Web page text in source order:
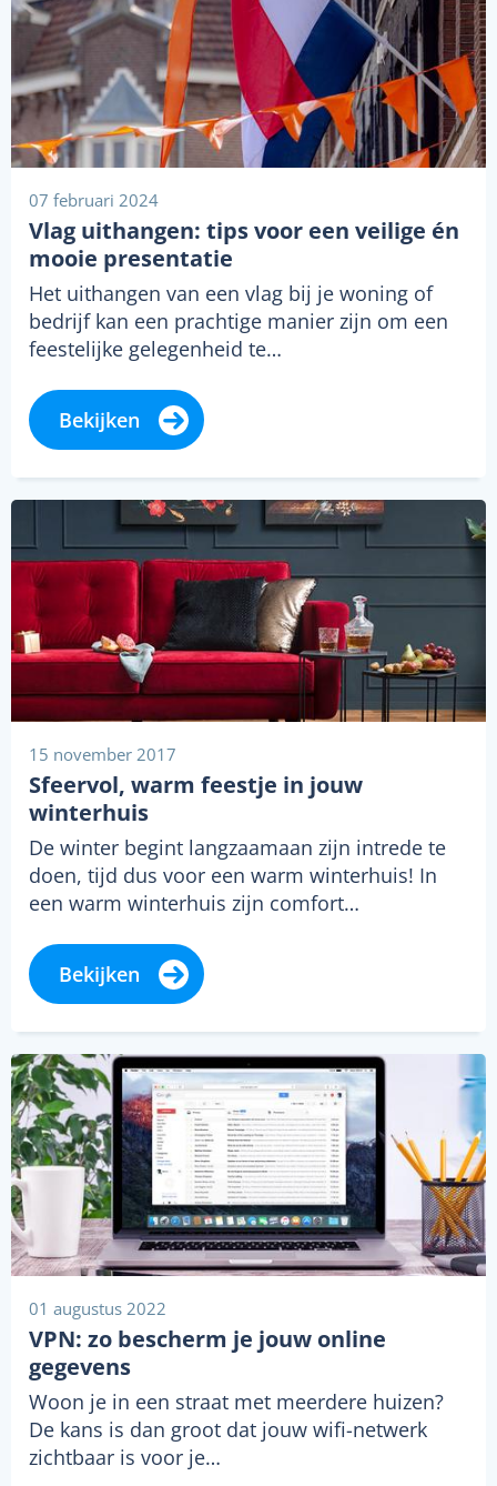
07 februari 2024
Vlag uithangen: tips voor een veilige én
mooie presentatie
Het uithangen van een vlag bij je woning of
bedrijf kan een prachtige manier zijn om een
feestelijke gelegenheid te…
Bekijken
15 november 2017
Sfeervol, warm feestje in jouw
winterhuis
De winter begint langzaamaan zijn intrede te
doen, tijd dus voor een warm winterhuis! In
een warm winterhuis zijn comfort…
Bekijken
01 augustus 2022
VPN: zo bescherm je jouw online
gegevens
Woon je in een straat met meerdere huizen?
De kans is dan groot dat jouw wifi-netwerk
zichtbaar is voor je…